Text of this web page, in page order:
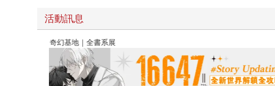
活動訊息
春光ｘ奇幻基地｜全書系展